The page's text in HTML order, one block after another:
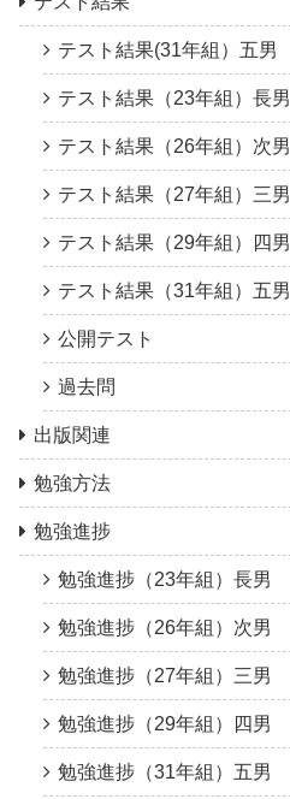
テスト結果(31年組）五男
テスト結果（23年組）長男
テスト結果（26年組）次男
テスト結果（27年組）三男
テスト結果（29年組）四男
テスト結果（31年組）五男
公開テスト
過去問
出版関連
勉強方法
勉強進捗
勉強進捗（23年組）長男
勉強進捗（26年組）次男
勉強進捗（27年組）三男
勉強進捗（29年組）四男
勉強進捗（31年組）五男